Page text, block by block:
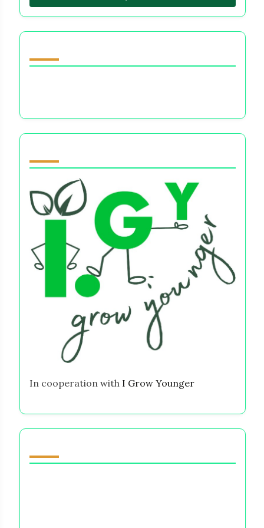
In cooperation with I Grow Younger